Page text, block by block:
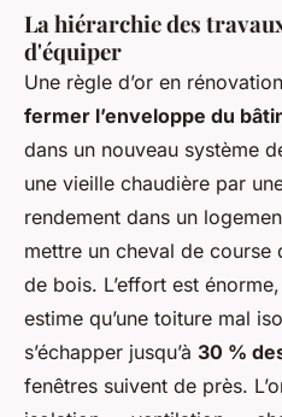
La hiérarchie des
d'équiper
Une règle d’or en
fermer l’enveloppe du
dans un nouveau système
une vieille chaudière par
rendement dans un
mettre un cheval de course
de bois. L’effort est
estime qu’une toiture mal
s’échapper jusqu’à 30 %
fenêtres suivent de près.